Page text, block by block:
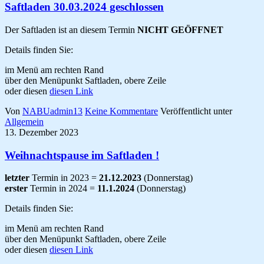
Saftladen 30.03.2024 geschlossen
Der Saftladen ist an diesem Termin NICHT GEÖFFNET
Details finden Sie:
im Menü am rechten Rand
über den Menüpunkt Saftladen, obere Zeile
oder diesen diesen Link
Von NABUadmin13 Keine Kommentare Veröffentlicht unter
Allgemein
13. Dezember 2023
Weihnachtspause im Saftladen !
letzter Termin in 2023 = 21.12.2023 (Donnerstag)
erster Termin in 2024 = 11.1.2024 (Donnerstag)
Details finden Sie:
im Menü am rechten Rand
über den Menüpunkt Saftladen, obere Zeile
oder diesen diesen Link